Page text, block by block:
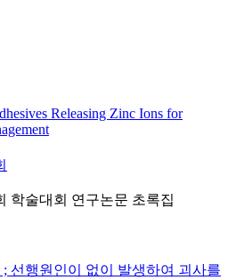
Releasing Zinc Ions for
학술대회 연구논문 초록집
선행원인이 없이 발생하여 괴사를